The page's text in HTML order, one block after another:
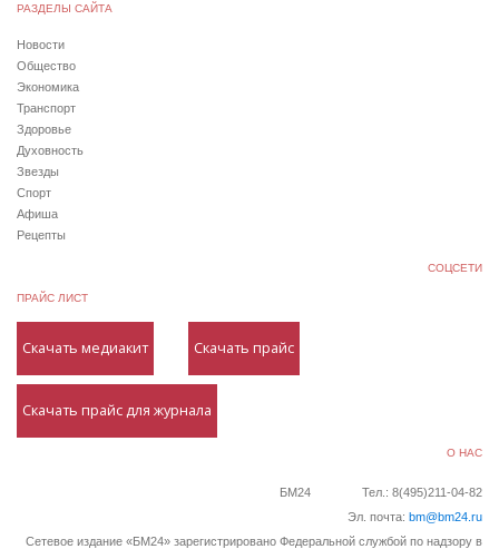
РАЗДЕЛЫ САЙТА
Новости
Общество
Экономика
Транспорт
Здоровье
Духовность
Звезды
Спорт
Афиша
Рецепты
СОЦСЕТИ
ПРАЙС ЛИСТ
Скачать медиакит Скачать прайс
Скачать прайс для журнала
О НАС
БМ24
Тел.: 8(495)211-04-82
Эл. почта: bm@bm24.ru
Сетевое издание «БМ24» зарегистрировано Федеральной службой по надзору в